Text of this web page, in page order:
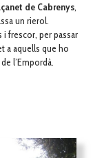
de Cabrenys,
un rierol.
i frescor, per passar
a aquells que ho
l’Empordà.